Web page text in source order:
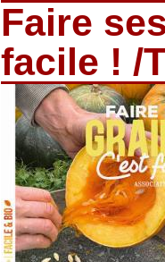
Faire
facile ! /